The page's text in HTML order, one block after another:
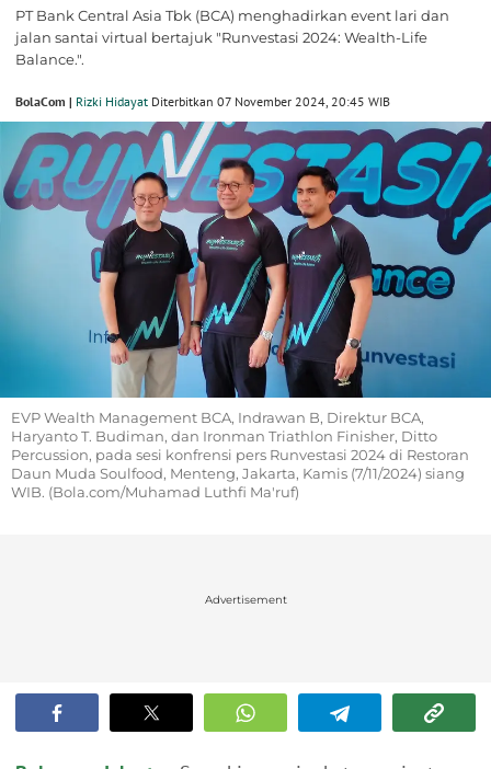
PT Bank Central Asia Tbk (BCA) menghadirkan event lari dan
jalan santai virtual bertajuk "Runvestasi 2024: Wealth-Life
Balance.".
BolaCom | Rizki Hidayat Diterbitkan 07 November 2024, 20:45 WIB
EVP Wealth Management BCA, Indrawan B, Direktur BCA,
Haryanto T. Budiman, dan Ironman Triathlon Finisher, Ditto
Percussion, pada sesi konfrensi pers Runvestasi 2024 di Restoran
Daun Muda Soulfood, Menteng, Jakarta, Kamis (7/11/2024) siang
WIB. (Bola.com/Muhamad Luthfi Ma'ruf)
Advertisement